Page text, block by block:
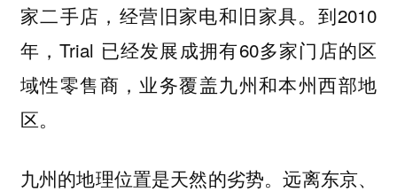
家二手店，经营旧家电和旧家具。到2010
年，Trial 已经发展成拥有60多家门店的区
域性零售商，业务覆盖九州和本州西部地
区。
九州的地理位置是天然的劣势。远离东京、